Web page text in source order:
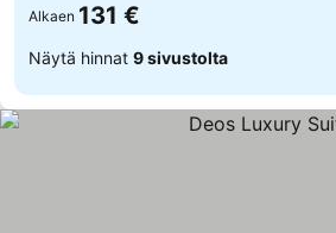
Alkaen 131 €
Näytä hinnat 9 sivustolta